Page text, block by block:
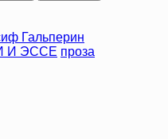
Гальперин
И ЭССЕ проза